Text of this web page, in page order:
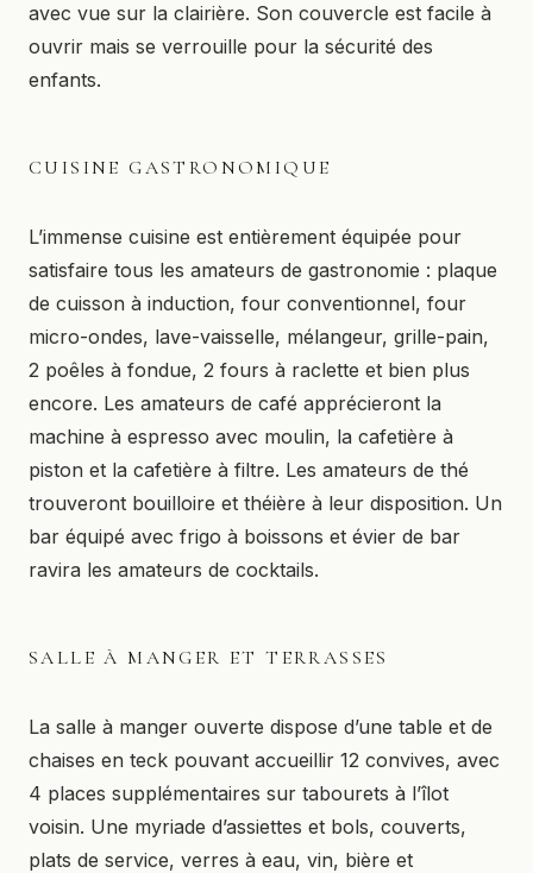
avec vue sur la clairière. Son couvercle est facile à
ouvrir mais se verrouille pour la sécurité des
enfants.
CUISINE GASTRONOMIQUE
L’immense cuisine est entièrement équipée pour
satisfaire tous les amateurs de gastronomie : plaque
de cuisson à induction, four conventionnel, four
micro-ondes, lave-vaisselle, mélangeur, grille-pain,
2 poêles à fondue, 2 fours à raclette et bien plus
encore. Les amateurs de café apprécieront la
machine à espresso avec moulin, la cafetière à
piston et la cafetière à filtre. Les amateurs de thé
trouveront bouilloire et théière à leur disposition. Un
bar équipé avec frigo à boissons et évier de bar
ravira les amateurs de cocktails.
SALLE À MANGER ET TERRASSES
La salle à manger ouverte dispose d’une table et de
chaises en teck pouvant accueillir 12 convives, avec
4 places supplémentaires sur tabourets à l’îlot
voisin. Une myriade d’assiettes et bols, couverts,
plats de service, verres à eau, vin, bière et